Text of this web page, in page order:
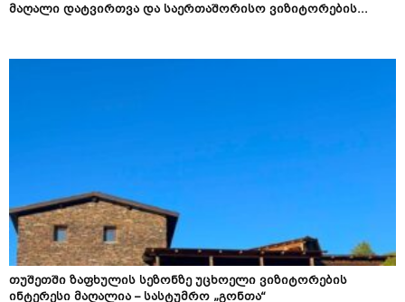
მაღალი დატვირთვა და საერთაშორისო ვიზიტორების...
თუშეთში ზაფხულის სეზონზე უცხოელი ვიზიტორების
ინტერესი მაღალია – სასტუმრო „გონთა“